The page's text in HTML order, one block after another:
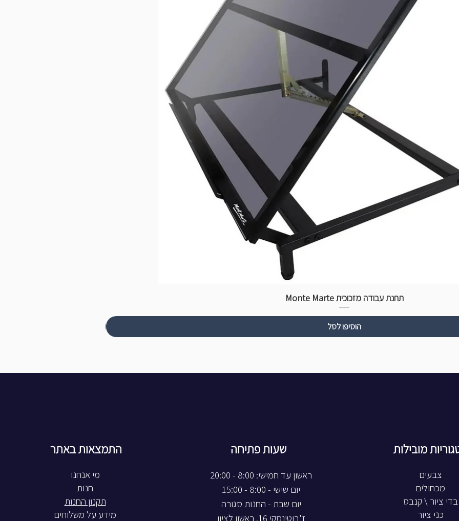
תחנת עבודה מזכוכית Monte Marte
הוסיפו לסל
התמצאות באתר
חנות
תקנון החנות
מידע על משלוחים
שעות פתיחה
ראשון עד חמישי: 8:00 - 20:00
יום שישי - 8:00 - 15:00
יום שבת - החנות סגורה
ז'בוטינסקי 16, ראשון לציון
מובילות
צבעים
מכחולים
בדי ציור \ קנבס
כני ציור